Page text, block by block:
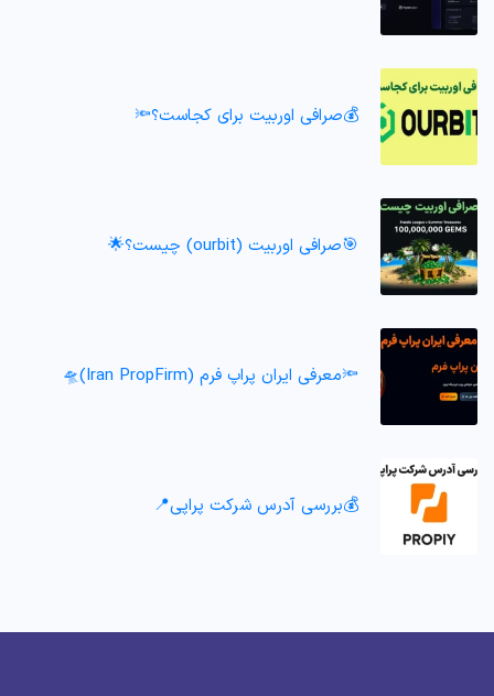
💰صرافی اوربیت برای کجاست؟🔦
🎯صرافی اوربیت (ourbit) چیست؟🌟
🔦معرفی ایران پراپ فرم (Iran PropFirm)🛸
💰بررسی آدرس شرکت پراپی📍